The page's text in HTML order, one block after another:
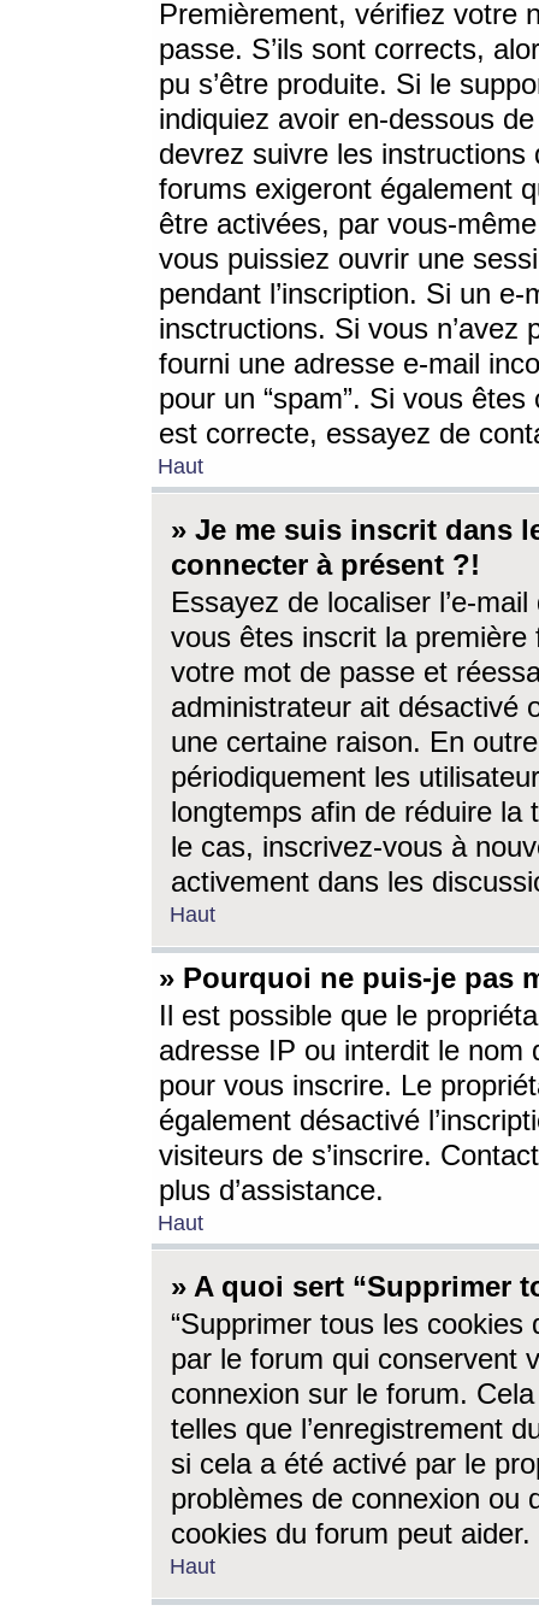
Premièrement, vérifiez votre
passe. S’ils sont corrects,
pu s’être produite. Si le
indiquiez avoir en-dessous
devrez suivre les
forums exigeront également
être activées, par vous-
vous puissiez ouvrir une
pendant l’inscription. Si un
insctructions. Si vous n’avez
fourni une adresse e-mail
pour un “spam”. Si vous
est correcte, essayez de
Haut
» Je me suis inscrit dans
connecter à présent ?!
Essayez de localiser l’e-
vous êtes inscrit la première
votre mot de passe et
administrateur ait désactivé
une certaine raison. En
périodiquement les
longtemps afin de réduire la
le cas, inscrivez-vous à
activement dans les
Haut
» Pourquoi ne puis-je pas
Il est possible que le
adresse IP ou interdit le nom
pour vous inscrire. Le
également désactivé
visiteurs de s’inscrire.
plus d’assistance.
Haut
» A quoi sert “Supprimer
“Supprimer tous les cookies
par le forum qui conservent
connexion sur le forum.
telles que l’enregistrement
si cela a été activé par le
problèmes de connexion ou
cookies du forum peut aider.
Haut